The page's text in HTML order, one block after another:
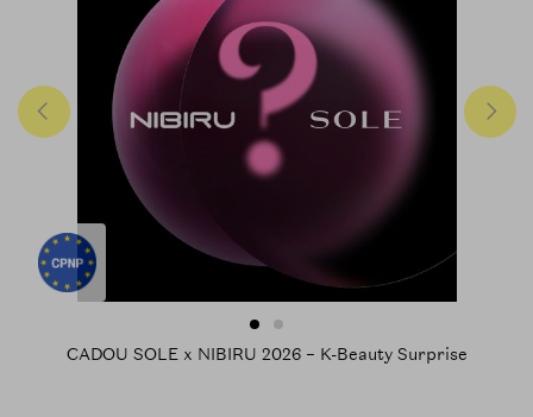
CADOU SOLE x NIBIRU 2026 – K-Beauty Surprise